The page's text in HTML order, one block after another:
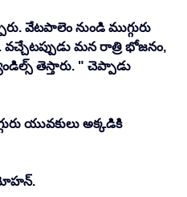
వేటపాలెం నుండి ముగ్గురు
వచ్చేటప్పుడు మన రాత్రి భోజనం,
తెస్తారు. " చెప్పాడు
యువకులు అక్కడికి
మోహన్.